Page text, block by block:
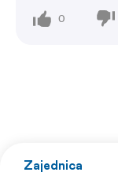
0
Zajednica